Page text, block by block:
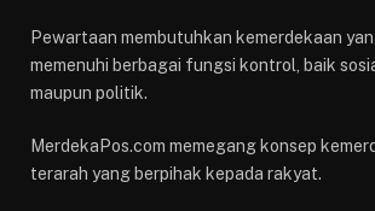
Pewartaan membutuhkan kemerdekaan
memenuhi berbagai fungsi kontrol, baik
maupun politik.
MerdekaPos.com memegang konsep
terarah yang berpihak kepada rakyat.